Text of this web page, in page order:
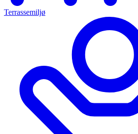
Terrassemiljø